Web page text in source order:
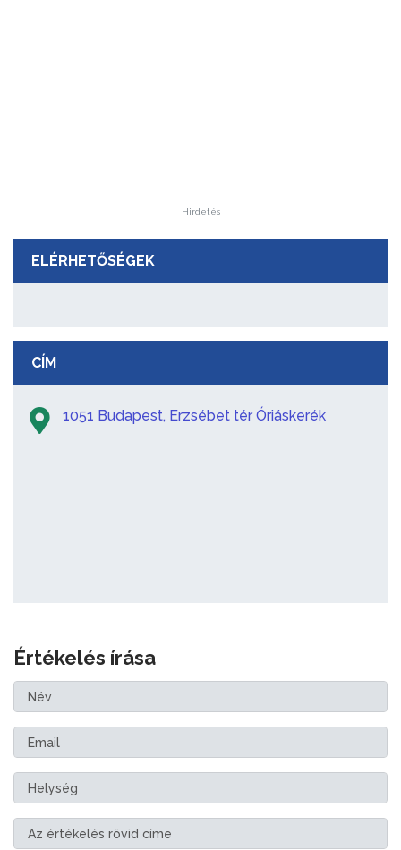
Hirdetés
ELÉRHETŐSÉGEK
CÍM
1051 Budapest, Erzsébet tér Óriáskerék
Értékelés írása